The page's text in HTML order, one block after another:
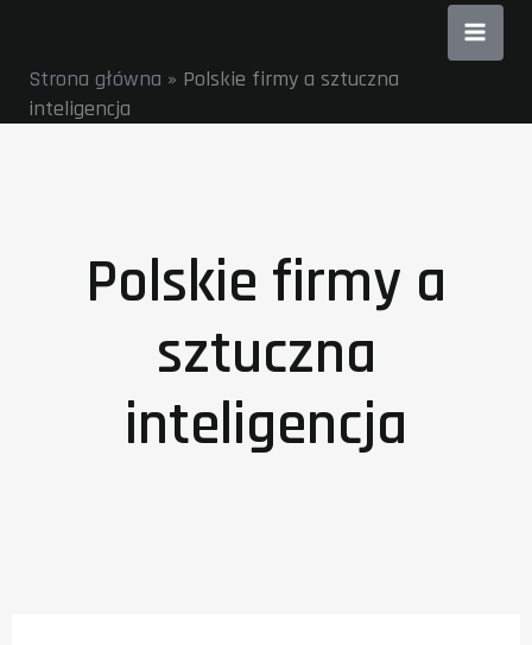
treściStrona główna » Polskie firmy a sztuczna
inteligencja
Polskie firmy a
sztuczna
inteligencja